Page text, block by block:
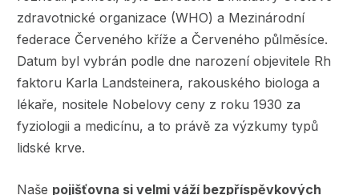
zdravotnické organizace (WHO) a Mezinárodní
federace Červeného kříže a Červeného půlměsíce.
Datum byl vybrán podle dne narození objevitele Rh
faktoru Karla Landsteinera, rakouského biologa a
lékaře, nositele Nobelovy ceny z roku 1930 za
fyziologii a medicínu, a to právě za výzkumy typů
lidské krve.
Naše pojišťovna si velmi váží bezpříspěvkových